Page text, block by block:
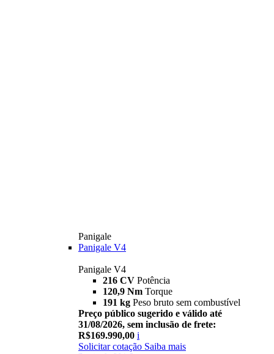
Panigale
Panigale V4
Panigale V4
216 CV Potência
120,9 Nm Torque
191 kg Peso bruto sem combustível
Preço público sugerido e válido até
31/08/2026, sem inclusão de frete:
R$169.990,00 i
Solicitar cotação Saiba mais